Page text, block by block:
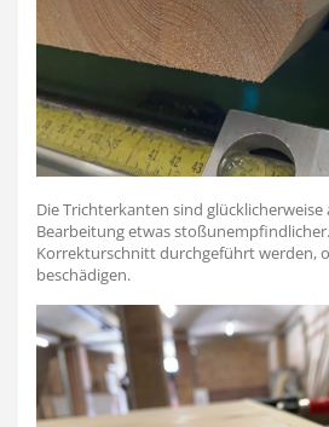
Die Trichterkanten sind glücklicherweise
Bearbeitung etwas
Korrekturschnitt durchgeführt werden,
beschädigen.